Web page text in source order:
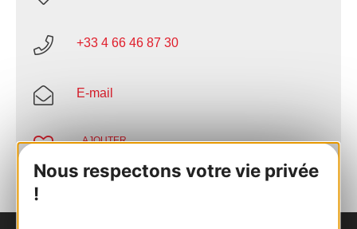
Nous respectons votre vie privée
!
+33 4 66 46 87 30
E-mail
AJOUTER